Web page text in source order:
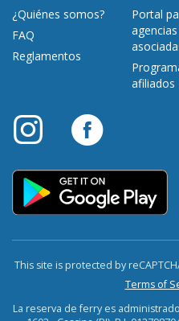
¿Quiénes somos?
FAQ
Reglamentos
Portal
agencias
afiliados
This site is protected by
Terms of
La reserva de ferry es